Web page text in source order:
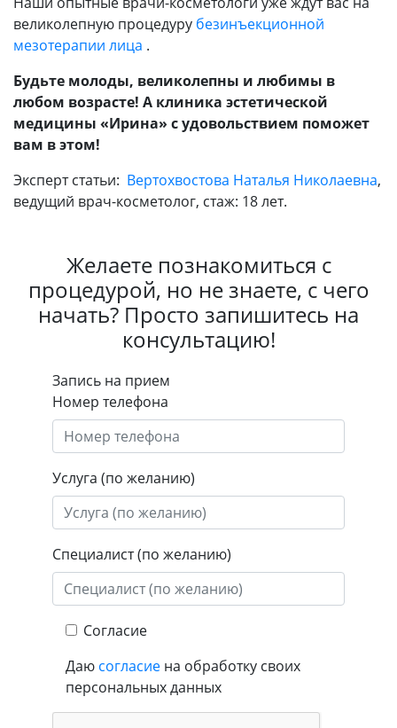
великолепную процедуру безинъекционной
мезотерапии лица .
Будьте молоды, великолепны и любимы в
любом возрасте! А клиника эстетической
медицины «Ирина» с удовольствием поможет
вам в этом!
Эксперт статьи: Вертохвостова Наталья Николаевна,
ведущий врач-косметолог, стаж: 18 лет.
Желаете познакомиться с
процедурой, но не знаете, с чего
начать? Просто запишитесь на
консультацию!
Запись на прием
Номер телефона
Услуга (по желанию)
Специалист (по желанию)
Согласие
Даю согласие на обработку своих
персональных данных